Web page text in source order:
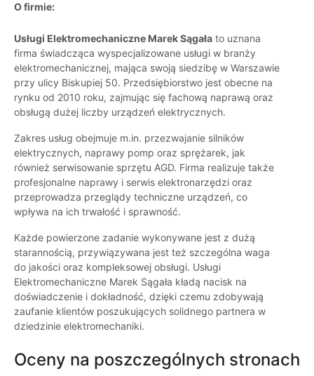
O firmie:
Usługi Elektromechaniczne Marek Sągała to uznana
firma świadcząca wyspecjalizowane usługi w branży
elektromechanicznej, mająca swoją siedzibę w Warszawie
przy ulicy Biskupiej 50. Przedsiębiorstwo jest obecne na
rynku od 2010 roku, zajmując się fachową naprawą oraz
obsługą dużej liczby urządzeń elektrycznych.
Zakres usług obejmuje m.in. przezwajanie silników
elektrycznych, naprawy pomp oraz sprężarek, jak
również serwisowanie sprzętu AGD. Firma realizuje także
profesjonalne naprawy i serwis elektronarzędzi oraz
przeprowadza przeglądy techniczne urządzeń, co
wpływa na ich trwałość i sprawność.
Każde powierzone zadanie wykonywane jest z dużą
starannością, przywiązywana jest też szczególna waga
do jakości oraz kompleksowej obsługi. Usługi
Elektromechaniczne Marek Sągała kładą nacisk na
doświadczenie i dokładność, dzięki czemu zdobywają
zaufanie klientów poszukujących solidnego partnera w
dziedzinie elektromechaniki.
Oceny na poszczególnych stronach